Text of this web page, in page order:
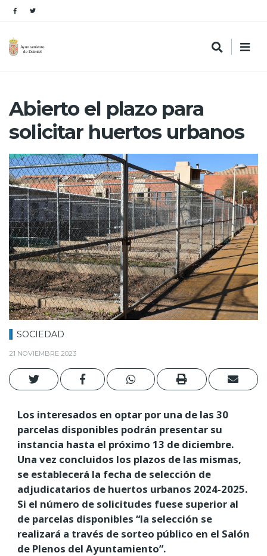
Abierto el plazo para
solicitar huertos urbanos
SOCIEDAD
21 NOVIEMBRE 2023
Los interesados en optar por una de las 30
parcelas disponibles podrán presentar su
instancia hasta el próximo 13 de diciembre.
Una vez concluidos los plazos de las mismas,
se establecerá la fecha de selección de
adjudicatarios de huertos urbanos 2024-2025.
Si el número de solicitudes fuese superior al
de parcelas disponibles “la selección se
realizará a través de sorteo público en el Salón
de Plenos del Ayuntamiento”.